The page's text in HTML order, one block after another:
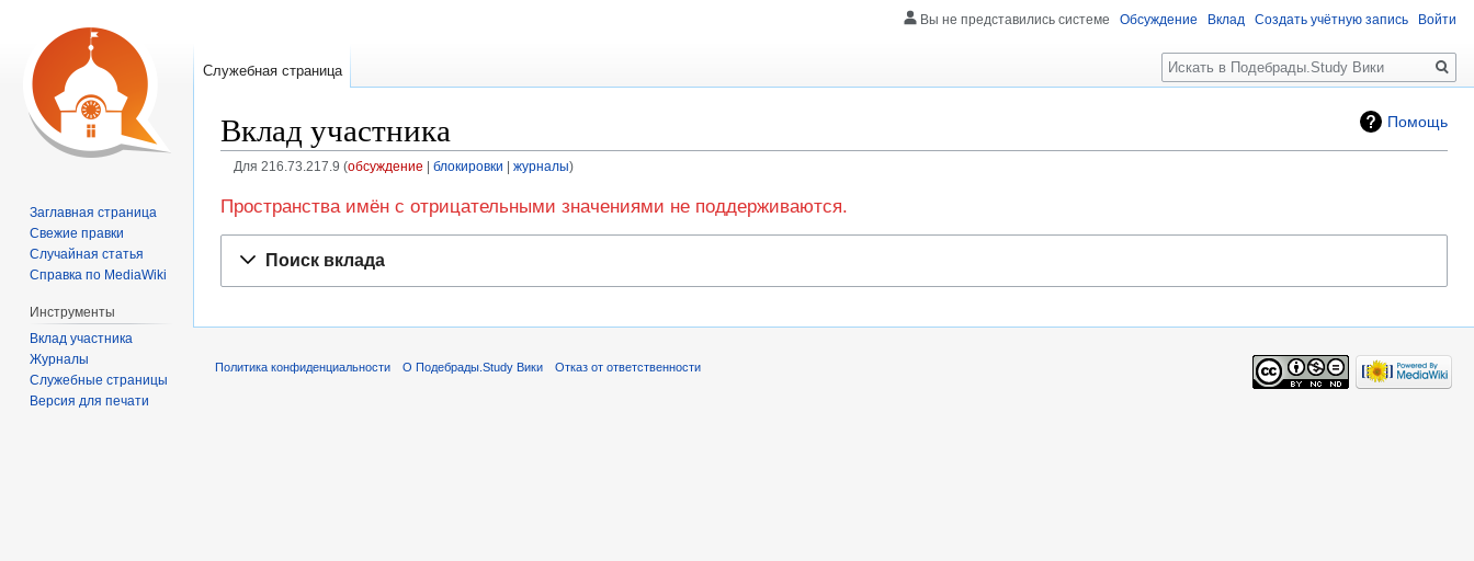
Помощь
Вклад участника
Для 216.73.217.9 обсуждение блокировки журналы
Перейти
навигации
Перейти
поиску
Пространства имён с отрицательными значениями не поддерживаются.
Поиск вклада
Вы не представились системе Обсуждение Вклад Создать учётную запись Войти
Служебная страница
Поиск
Заглавная страница
Свежие правки
Случайная статья
Справка по MediaWiki
Инструменты
Вклад участника
Журналы
Служебные страницы
Версия для печати
Политика конфиденциальности О Подебрады.Study Вики Отказ от ответственности